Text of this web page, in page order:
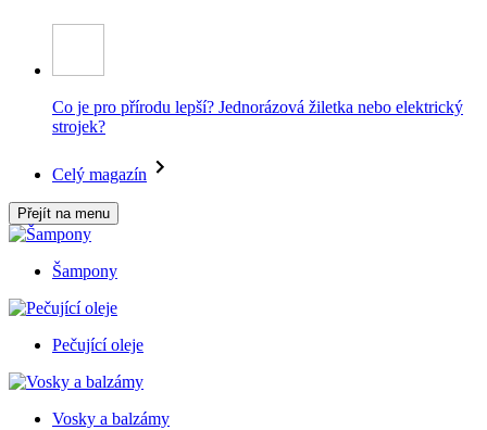
Co je pro přírodu lepší? Jednorázová žiletka nebo elektrický
strojek?
Celý magazín
Přejít na menu
Šampony
Pečující oleje
Vosky a balzámy